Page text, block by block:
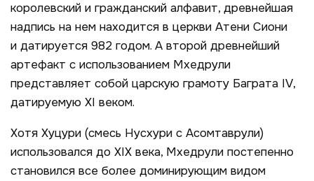
королевский и гражданский алфавит, древнейшая
надпись на нем находится в церкви Атени Сиони
и датируется 982 годом. А второй древнейший
артефакт с использованием Мхедрули
представляет собой царскую грамоту Баграта IV,
датируемую XI веком.
Хотя Хуцури (смесь Нусхури с Асомтаврули)
использовался до XIX века, Мхедрули постепенно
становился все более доминирующим видом